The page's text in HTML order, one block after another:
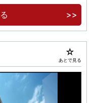
各階クリーンステ
あとで見る